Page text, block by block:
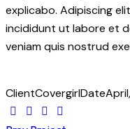
explicabo. Adipiscing
incididunt ut labore et
veniam quis nostrud
ClientCovergirlDate